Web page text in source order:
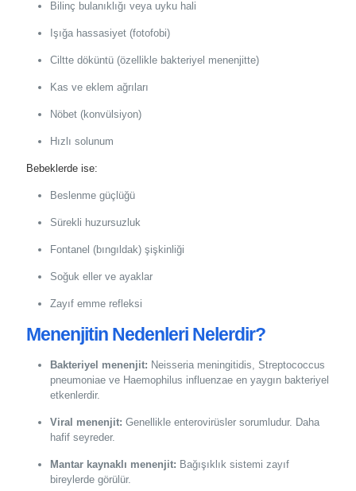
Bilinç bulanıklığı veya uyku hali
Işığa hassasiyet (fotofobi)
Ciltte döküntü (özellikle bakteriyel menenjitte)
Kas ve eklem ağrıları
Nöbet (konvülsiyon)
Hızlı solunum
Bebeklerde ise:
Beslenme güçlüğü
Sürekli huzursuzluk
Fontanel (bıngıldak) şişkinliği
Soğuk eller ve ayaklar
Zayıf emme refleksi
Menenjitin Nedenleri Nelerdir?
Bakteriyel menenjit: Neisseria meningitidis, Streptococcus
pneumoniae ve Haemophilus influenzae en yaygın bakteriyel
etkenlerdir.
Viral menenjit: Genellikle enterovirüsler sorumludur. Daha
hafif seyreder.
Mantar kaynaklı menenjit: Bağışıklık sistemi zayıf
bireylerde görülür.